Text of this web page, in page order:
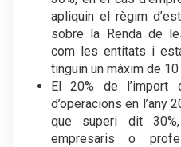
apliquin el règim
sobre la Renda de
com les entitats i
tinguin un màxim de
El 20% de l’import
d’operacions en l’any
que superi dit
empresaris o